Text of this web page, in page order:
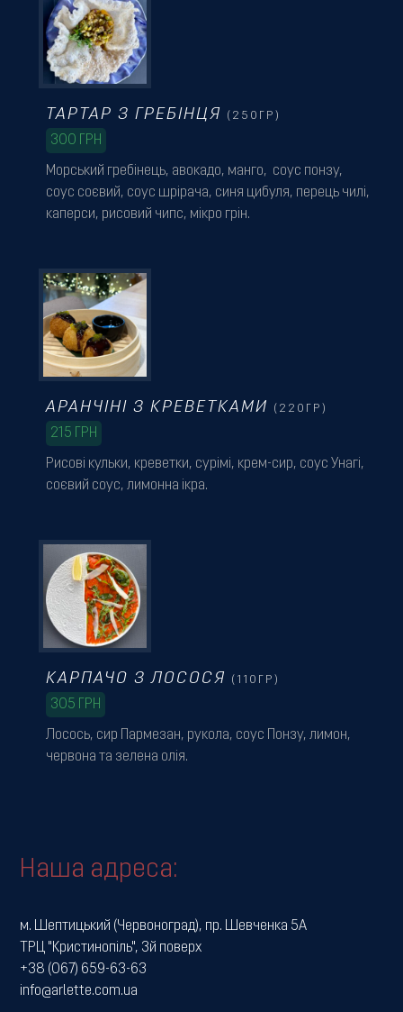
Морський гребінець, авокадо, манго, соус понзу,
соус соєвий, соус шрірача, синя цибуля, перець чилі,
каперси, рисовий чипс, мікро грін.
ТАРТАР З ГРЕБІНЦЯ (250ГР)
300 ГРН
Рисові кульки, креветки, сурімі, крем-сир, соус Унагі,
соєвий соус, лимонна ікра.
АРАНЧІНІ З КРЕВЕТКАМИ (220ГР)
215 ГРН
Лосось, сир Пармезан, рукола, соус Понзу, лимон,
червона та зелена олія.
КАРПАЧО З ЛОСОСЯ (110ГР)
305 ГРН
Наша адреса:
м. Шептицький (Червоноград), пр. Шевченка 5А
ТРЦ "Кристинопіль", 3й поверх
+38 (067) 659-63-63
info@arlette.com.ua